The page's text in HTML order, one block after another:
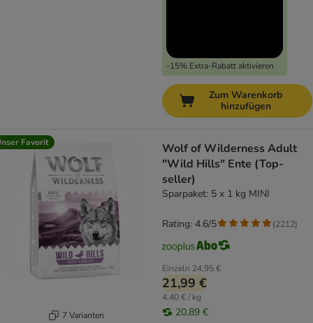
-15% Extra-Rabatt aktivieren
Zum Warenkorb
hinzufügen
Favorit
7 Varianten
Wolf of Wilderness Adult
"Wild Hills" Ente (Top-
seller)
Sparpaket: 5 x 1 kg MINI
Einzeln 24,95 €
21,99 €
4,40 € / kg
20,89 €
Rating: 4.6/5 (2212)